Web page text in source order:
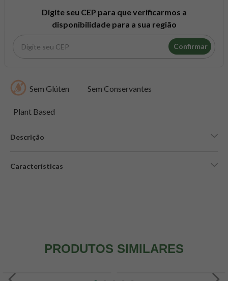
Digite seu CEP para que verificarmos a
disponibilidade para a sua região
Confirmar
Sem Glúten Sem Conservantes
Plant Based
Descrição
Características
PRODUTOS SIMILARES
psyllium